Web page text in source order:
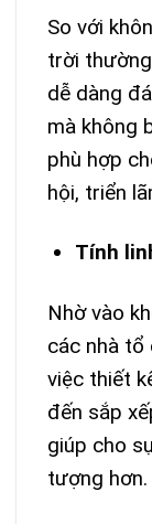
So với
trời
dễ dàng
mà không
phù hợp
hội, triển
Tính
Nhờ vào
các nhà
việc thiết
đến sắp
giúp cho
tượng hơn.